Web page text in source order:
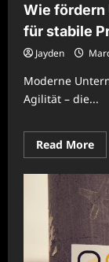
Wie fördern
für stabile
Jayden
Moderne
Agilität – die...
Read More
für